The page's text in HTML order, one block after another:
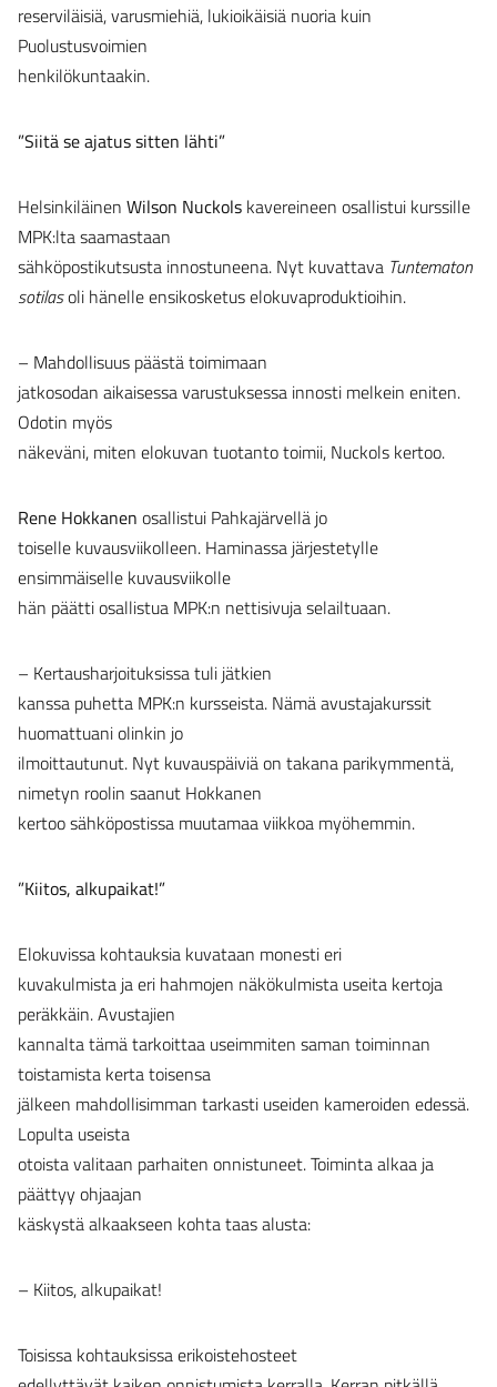
reserviläisiä, varusmiehiä, lukioikäisiä nuoria kuin
Puolustusvoimien
henkilökuntaakin.
”Siitä se ajatus sitten lähti”
Helsinkiläinen Wilson Nuckols kavereineen osallistui kurssille
MPK:lta saamastaan
sähköpostikutsusta innostuneena. Nyt kuvattava Tuntematon
sotilasoli hänelle ensikosketus elokuvaproduktioihin.
– Mahdollisuus päästä toimimaan
jatkosodan aikaisessa varustuksessa innosti melkein eniten.
Odotin myös
näkeväni, miten elokuvan tuotanto toimii, Nuckols kertoo.
Rene Hokkanen osallistui Pahkajärvellä jo
toiselle kuvausviikolleen. Haminassa järjestetylle
ensimmäiselle kuvausviikolle
hän päätti osallistua MPK:n nettisivuja selailtuaan.
– Kertausharjoituksissa tuli jätkien
kanssa puhetta MPK:n kursseista. Nämä avustajakurssit
huomattuani olinkin jo
ilmoittautunut. Nyt kuvauspäiviä on takana parikymmentä,
nimetyn roolin saanut Hokkanen
kertoo sähköpostissa muutamaa viikkoa myöhemmin.
”Kiitos, alkupaikat!”
Elokuvissa kohtauksia kuvataan monesti eri
kuvakulmista ja eri hahmojen näkökulmista useita kertoja
peräkkäin. Avustajien
kannalta tämä tarkoittaa useimmiten saman toiminnan
toistamista kerta toisensa
jälkeen mahdollisimman tarkasti useiden kameroiden edessä.
Lopulta useista
otoista valitaan parhaiten onnistuneet. Toiminta alkaa ja
päättyy ohjaajan
käskystä alkaakseen kohta taas alusta:
– Kiitos, alkupaikat!
Toisissa kohtauksissa erikoistehosteet